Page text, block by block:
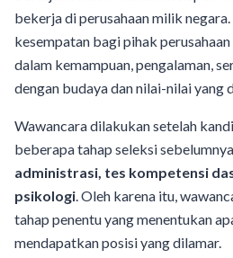
bekerja di perusahaan milik
kesempatan bagi pihak
dalam kemampuan, pengalaman,
dengan budaya dan nilai-nilai yang
Wawancara dilakukan setelah
beberapa tahap seleksi
administrasi, tes kompetensi
psikologi. Oleh karena itu,
tahap penentu yang menentukan
mendapatkan posisi yang dilamar.